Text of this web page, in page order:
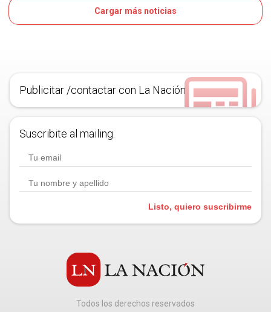
Cargar más noticias
Publicitar /contactar con La Nación
Suscribite al mailing.
Listo, quiero suscribirme
Todos los derechos reservados